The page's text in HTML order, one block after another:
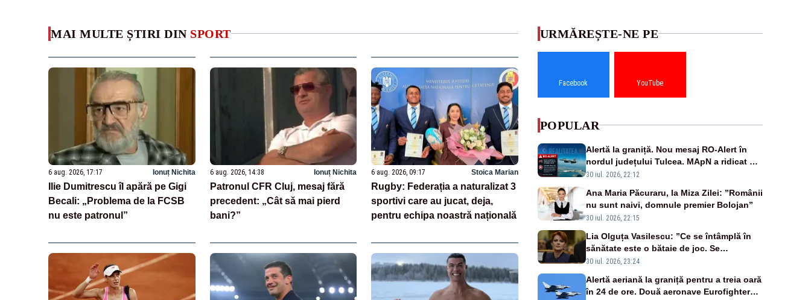
MAI MULTE ȘTIRI DIN SPORT
6 aug. 2026, 17:17 Ionuț Nichita
Ilie Dumitrescu îl apără pe Gigi
Becali: „Problema de la FCSB
nu este patronul”
6 aug. 2026, 14:38 Ionuț Nichita
Patronul CFR Cluj, mesaj fără
precedent: „Cât să mai pierd
bani?”
6 aug. 2026, 09:17 Stoica Marian
Rugby: Federația a naturalizat 3
sportivi care au jucat, deja,
pentru echipa noastră națională
URMĂREȘTE-NE PE
Facebook YouTube
POPULAR
Alertă la graniță. Nou mesaj RO-Alert în
nordul județului Tulcea. MApN a ridicat de
la sol două avioane F-16
30 iul. 2026, 22:12
Ana Maria Păcuraru, la Miza Zilei: ”Românii
nu sunt naivi, domnule premier Bolojan”
30 iul. 2026, 22:15
Lia Olguța Vasilescu: ”Ce se întâmplă în
sănătate este o bătaie de joc. Se
guvernează extraordinar de prost”
30 iul. 2026, 23:24
Alertă aeriană la graniță pentru a treia oară
în 24 de ore. Două aeronave Eurofighter